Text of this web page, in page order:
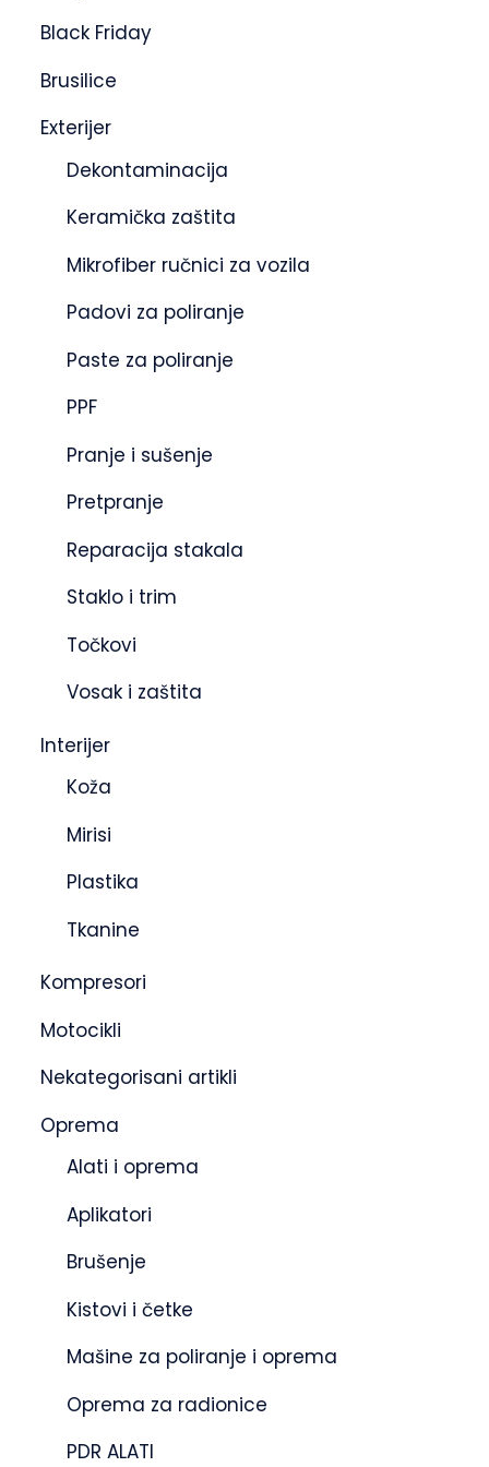
Black Friday
Brusilice
Exterijer
Dekontaminacija
Keramička zaštita
Mikrofiber ručnici za vozila
Padovi za poliranje
Paste za poliranje
PPF
Pranje i sušenje
Pretpranje
Reparacija stakala
Staklo i trim
Točkovi
Vosak i zaštita
Interijer
Koža
Mirisi
Plastika
Tkanine
Kompresori
Motocikli
Nekategorisani artikli
Oprema
Alati i oprema
Aplikatori
Brušenje
Kistovi i četke
Mašine za poliranje i oprema
Oprema za radionice
PDR ALATI